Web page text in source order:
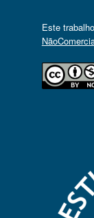
Este